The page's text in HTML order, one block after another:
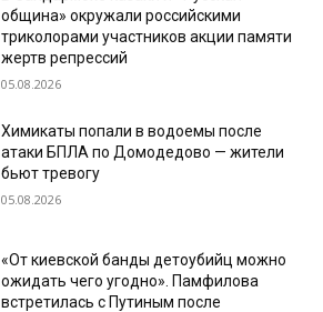
община» окружали российскими
триколорами участников акции памяти
жертв репрессий
05.08.2026
Химикаты попали в водоемы после
атаки БПЛА по Домодедово — жители
бьют тревогу
05.08.2026
«От киевской банды детоубийц можно
ожидать чего угодно». Памфилова
встретилась с Путиным после